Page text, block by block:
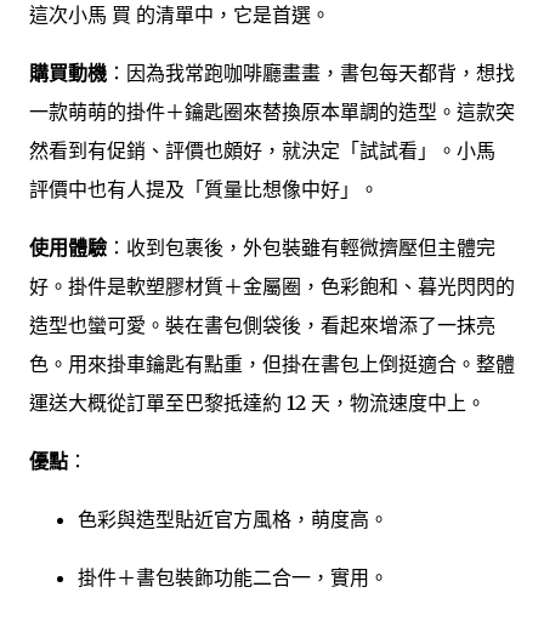
這次小馬 買 的清單中，它是首選。
購買動機 ：因為我常跑咖啡廳畫畫，書包每天都背，想找
一款萌萌的掛件＋鑰匙圈來替換原本單調的造型。這款突
然看到有促銷、評價也頗好，就決定「試試看」。小馬
評價中也有人提及「質量比想像中好」。
使用體驗 ：收到包裹後，外包裝雖有輕微擠壓但主體完
好。掛件是軟塑膠材質＋金屬圈，色彩飽和、暮光閃閃的
造型也蠻可愛。裝在書包側袋後，看起來增添了一抹亮
色。用來掛車鑰匙有點重，但掛在書包上倒挺適合。整體
運送大概從訂單至巴黎抵達約 12 天，物流速度中上。
優點 ：
色彩與造型貼近官方風格，萌度高。
掛件＋書包裝飾功能二合一，實用。